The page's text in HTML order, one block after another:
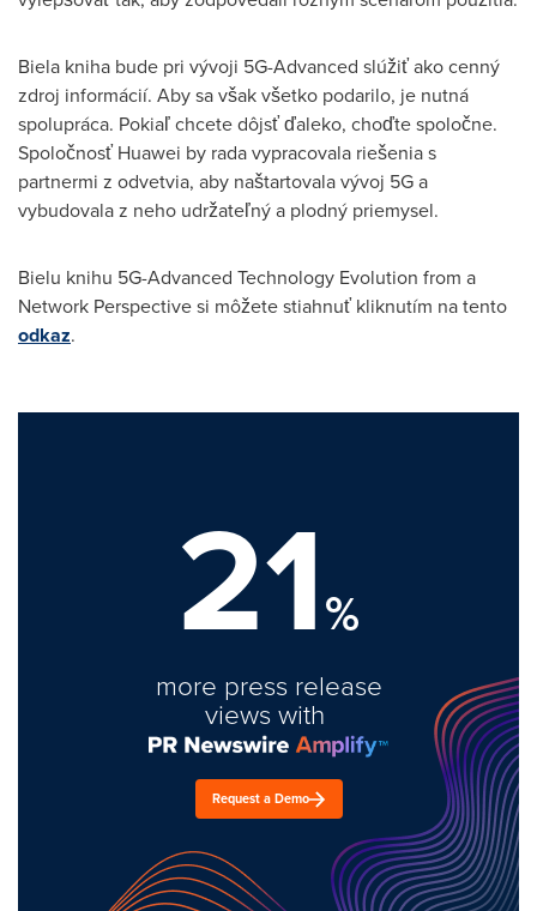
Biela kniha bude pri vývoji 5G-Advanced slúžiť ako cenný
zdroj informácií. Aby sa však všetko podarilo, je nutná
spolupráca. Pokiaľ chcete dôjsť ďaleko, choďte spoločne.
Spoločnosť Huawei by rada vypracovala riešenia s
partnermi z odvetvia, aby naštartovala vývoj 5G a
vybudovala z neho udržateľný a plodný priemysel.
Bielu knihu 5G-Advanced Technology Evolution from a
Network Perspective si môžete stiahnuť kliknutím na tento
odkaz.
21%
more press release
views with
Request a Demo